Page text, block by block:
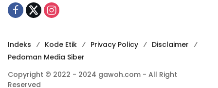
Indeks Kode Etik Privacy Policy
Disclaimer
Pedoman Media Siber
Copyright © 2022 - 2024 gawoh.com - All Right
Reserved